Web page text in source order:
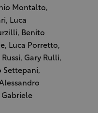
Montalto,
Luca
Benito
Luca Porretto,
Gary Rulli,
Settepani,
Gabriele